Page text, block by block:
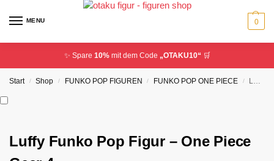
MENU 0
✨ Spare 10%mit dem Code „OTAKU10“ 🛒
Start / Shop / FUNKO POP FIGUREN / FUNKO POP ONE PIECE / Luffy Funko Pop Figur – One Piece Gear 4
Luffy Funko Pop Figur – One Piece